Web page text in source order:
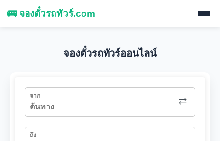
🚌 จองตั๋วรถทัวร์.com
จองตั๋วรถทัวร์ออนไลน์
จาก
ถึง